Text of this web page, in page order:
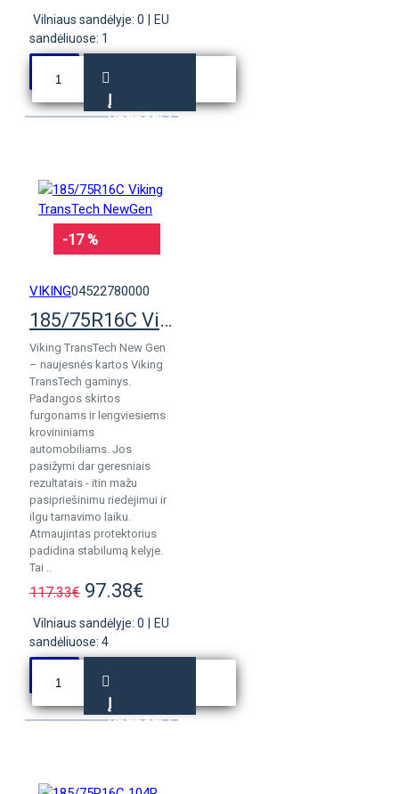
Vilniaus sandėlyje: 0
EU
sandėliuose: 1
Į
KREPŠELĮ
-17 %
VIKING04522780000
185/75R16C Viking TransTech NewGen
Viking TransTech New Gen
– naujesnės kartos Viking
TransTech gaminys.
Padangos skirtos
furgonams ir lengviesiems
krovininiams
automobiliams. Jos
pasižymi dar geresniais
rezultatais - itin mažu
pasipriešinimu riedėjimui ir
ilgu tarnavimo laiku.
Atmaujintas protektorius
padidina stabilumą kelyje.
Tai ..
117.33€ 97.38€
Vilniaus sandėlyje: 0
EU
sandėliuose: 4
Į
KREPŠELĮ